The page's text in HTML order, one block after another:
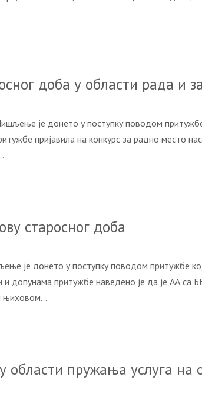
доба у области рада и
донето у поступку поводом притужбе
пријавила на конкурс за радно место
старосног доба
у поступку поводом притужбе коју
допунама притужбе наведено је да је АА са
њиховом…
пружања услуга на